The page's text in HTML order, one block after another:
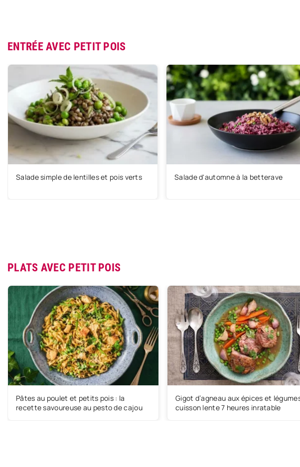
ENTRÉE AVEC PETIT POIS
Salade simple de lentilles et pois verts Salade d'automne à la betterave
PLATS AVEC PETIT POIS
Pâtes au poulet et petits pois : la
recette savoureuse au pesto de cajou
Gigot d’agneau aux épices et
cuisson lente 7 heures inratable